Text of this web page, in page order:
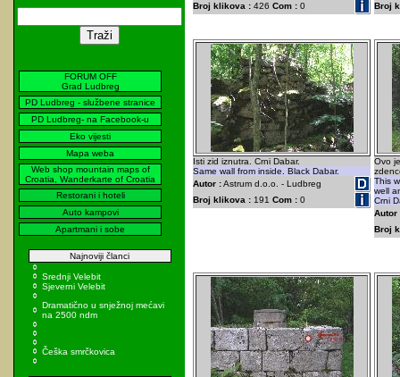
FORUM OFF
Grad Ludbreg
PD Ludbreg - službene stranice
PD Ludbreg- na Facebook-u
Eko vijesti
Mapa weba
Web shop mountain maps of
Croatia, Wanderkarte of Croatia
Restorani i hoteli
Auto kampovi
Apartmani i sobe
Najnoviji članci
Srednji Velebit
Sjeverni Velebit
Dramatično u snježnoj mećavi
na 2500 ndm
Češka smrčkovica
Broj klikova : 426 Com : 0
Broj
Isti zid iznutra. Crni Dabar.
Same wall from inside. Black Dabar.
Autor :Astrum d.o.o. - Ludbreg
Broj klikova : 191 Com : 0
Ovo
This
well
Crni
Autor
Broj